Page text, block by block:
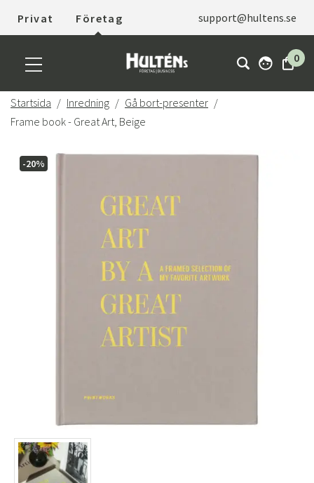
Privat Företag support@hultens.se
0
Startsida Inredning
Gå bort-presenter
Frame book - Great Art, Beige
-20%